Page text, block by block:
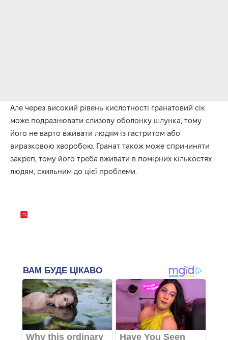
Але через високий рівень кислотності гранатовий сік
може подразнювати слизову оболонку шлунка, тому
його не варто вживати людям із гастритом або
виразковою хворобою. Гранат також може спричиняти
закреп, тому його треба вживати в помірних кількостях
людям, схильним до цієї проблеми.